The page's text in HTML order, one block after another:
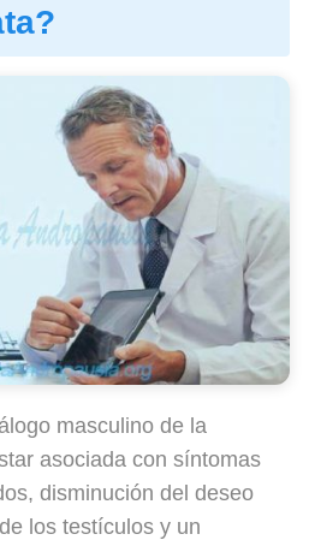
masculino de la
asociada con síntomas
disminución del deseo
los testículos y un